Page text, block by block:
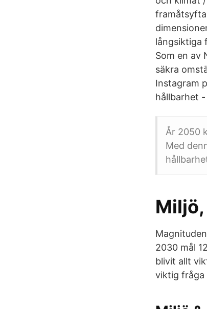
långsiktiga
Som en av
säkra
Instagram
hållbarhet
År 2050
Med
2030 mål
blivit allt
viktig fråga